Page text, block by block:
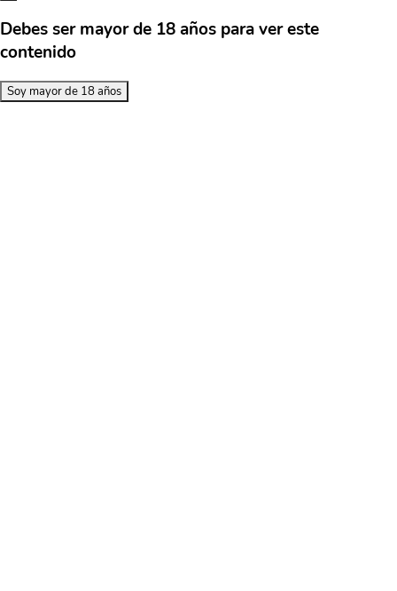
Debes ser mayor de 18 años para ver este
contenido
Soy mayor de 18 años